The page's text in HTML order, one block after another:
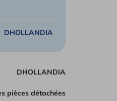
DHOLLANDIA
DHOLLANDIA
pièces détachées